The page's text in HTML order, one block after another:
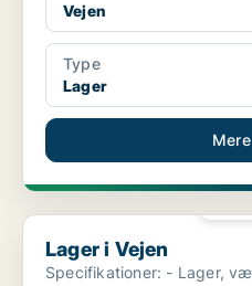
Vejen
Type
Lager
Lager i Vejen
Lager i Vejen
Specifikationer: - Lager,